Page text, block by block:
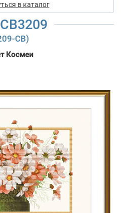
в каталог
CB)
Космеи